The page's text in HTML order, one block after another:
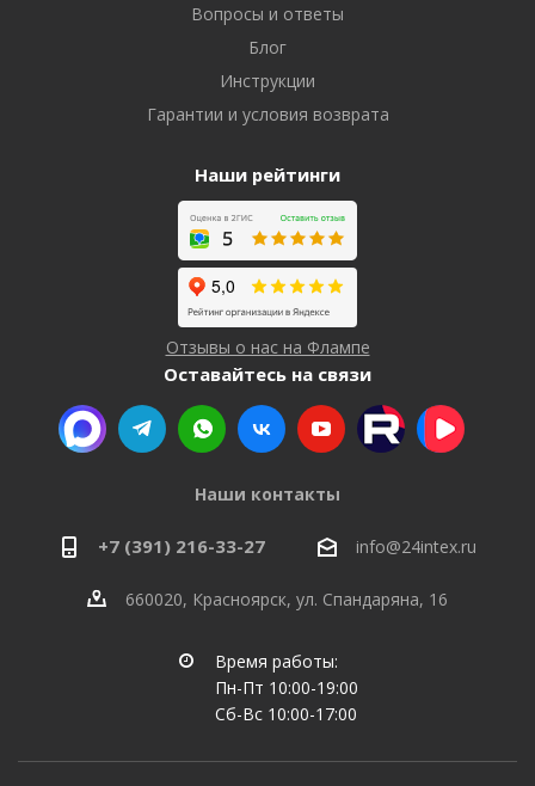
Вопросы и ответы
Блог
Инструкции
Гарантии и условия возврата
Наши рейтинги
Отзывы о нас на Флампе
Оставайтесь на связи
Наши контакты
+7 (391) 216-33-27 info@24intex.ru
660020, Красноярск, ул. Спандаряна, 16
Время работы:
Пн-Пт 10:00-19:00
Сб-Вс 10:00-17:00